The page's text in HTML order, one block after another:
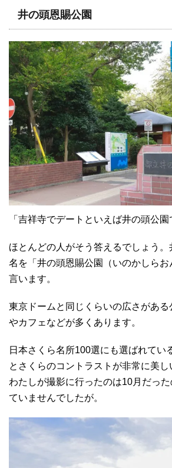
井の頭恩賜公園
「吉祥寺でデートといえば井の頭公園
ほとんどの人がそう答えるでしょう
名を「井の頭恩賜公園（いのかしらお
言います。
東京ドームと同じくらいの広さがあ
やカフェなどが多くあります。
日本さくら名所100選にも選ばれてい
とさくらのコントラストが非常に美
わたしが撮影に行ったのは10月だっ
ていませんでしたが。